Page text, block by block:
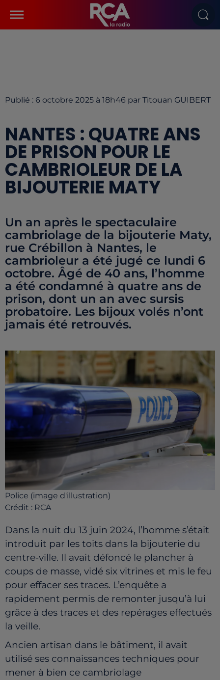
Publié : 6 octobre 2025 à 18h46 par Titouan GUIBERT
NANTES : QUATRE ANS
DE PRISON POUR LE
CAMBRIOLEUR DE LA
BIJOUTERIE MATY
Un an après le spectaculaire
cambriolage de la bijouterie Maty,
rue Crébillon à Nantes, le
cambrioleur a été jugé ce lundi 6
octobre. Âgé de 40 ans, l’homme
a été condamné à quatre ans de
prison, dont un an avec sursis
probatoire. Les bijoux volés n’ont
jamais été retrouvés.
Police (image d'illustration)
Crédit : RCA
Dans la nuit du 13 juin 2024, l’homme s’était
introduit par les toits dans la bijouterie du
centre-ville. Il avait défoncé le plancher à
coups de masse, vidé six vitrines et mis le feu
pour effacer ses traces. L’enquête a
rapidement permis de remonter jusqu’à lui
grâce à des traces et des repérages effectués
la veille.
Ancien artisan dans le bâtiment, il avait
utilisé ses connaissances techniques pour
mener à bien ce cambriolage